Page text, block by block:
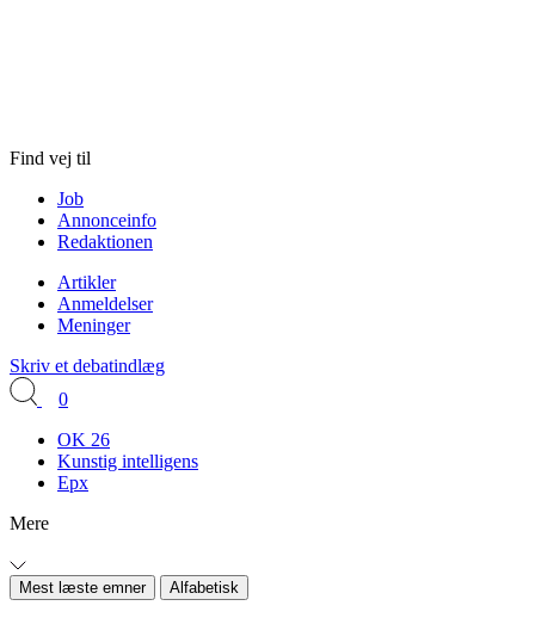
Find vej til
Job
Annonceinfo
Redaktionen
Artikler
Anmeldelser
Meninger
Skriv et debatindlæg
0
OK 26
Kunstig intelligens
Epx
Mere
Mest læste emner Alfabetisk